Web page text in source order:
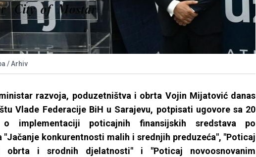
/ Arhiv
razvoja, poduzetništva i obrta Vojin Mijatović danas
Vlade Federacije BiH u Sarajevu, potpisati ugovore sa 20
o implementaciji poticajnih finansijskih sredstava po
"Jačanje konkurentnosti malih i srednjih preduzeća", "Poticaj
obrta i srodnih djelatnosti" i "Poticaj novoosnovanim